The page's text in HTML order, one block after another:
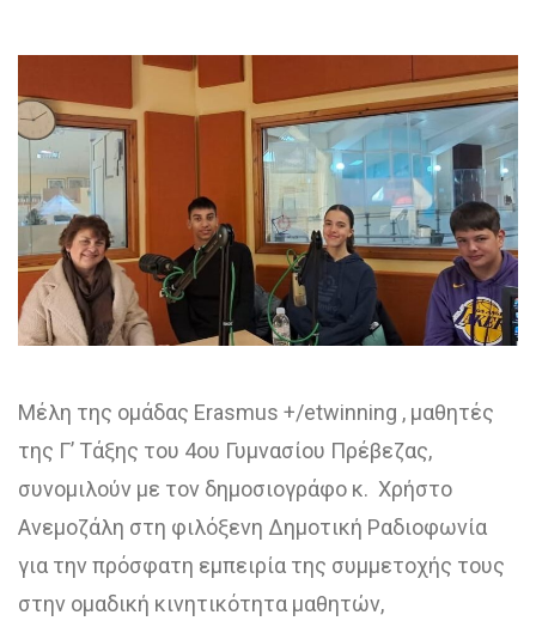
Μέλη της ομάδας Erasmus +/etwinning , μαθητές
της Γ’ Τάξης του 4ου Γυμνασίου Πρέβεζας,
συνομιλούν με τον δημοσιογράφο κ. Χρήστο
Ανεμοζάλη στη φιλόξενη Δημοτική Ραδιοφωνία
για την πρόσφατη εμπειρία της συμμετοχής τους
στην ομαδική κινητικότητα μαθητών,